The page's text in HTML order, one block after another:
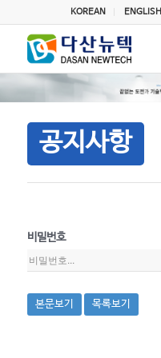
KOREAN ENGLISH
공지사항
비밀번호
본문보기 목록보기